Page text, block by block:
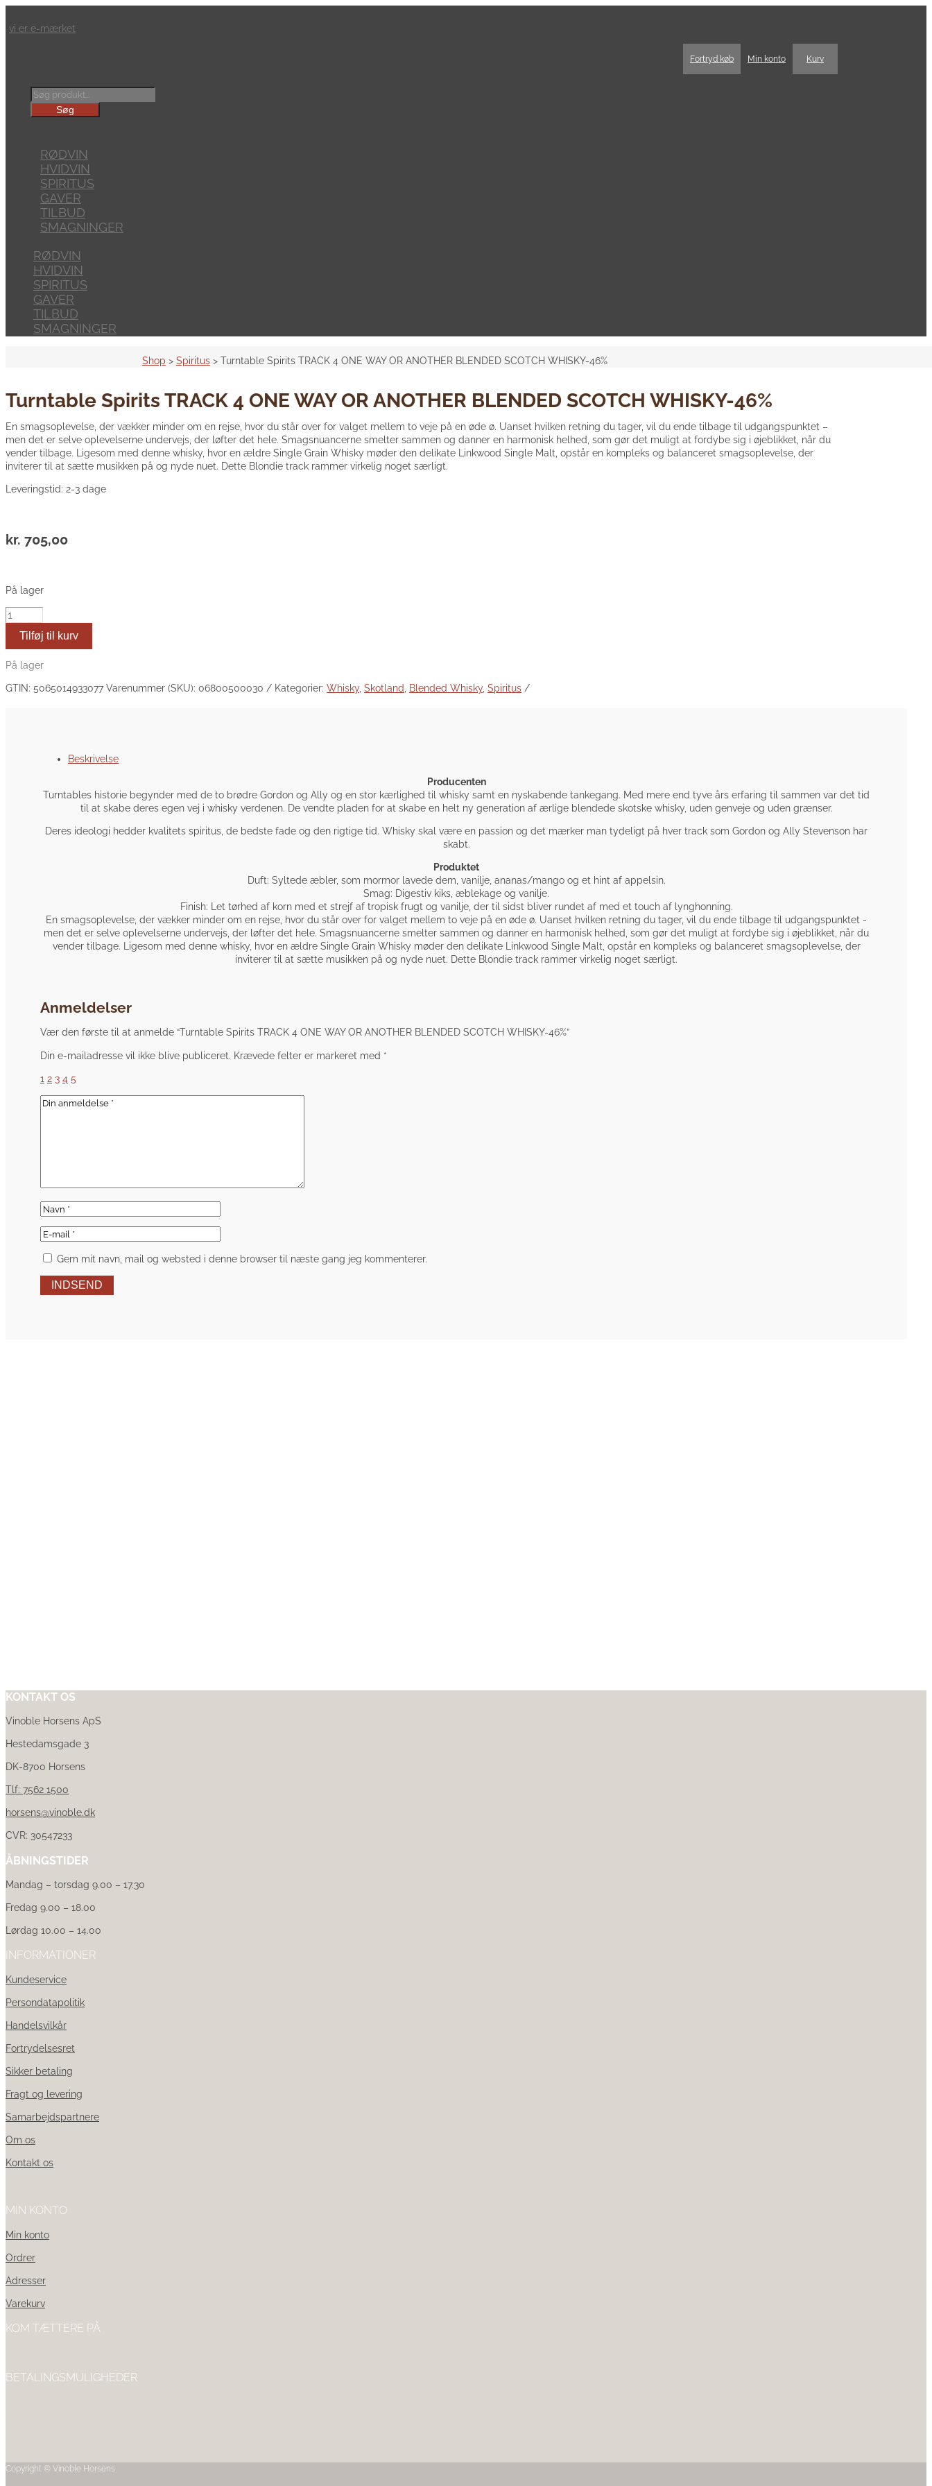
vi er e-mærket
Fortryd køb Min konto Kurv
Products
searchSøg
RØDVIN
HVIDVIN
SPIRITUS
GAVER
TILBUD
SMAGNINGER
RØDVIN
HVIDVIN
SPIRITUS
GAVER
TILBUD
SMAGNINGER
Shop > Spiritus> Turntable Spirits TRACK 4 ONE WAY OR ANOTHER BLENDED SCOTCH WHISKY-46%
Turntable Spirits TRACK 4 ONE WAY OR ANOTHER BLENDED SCOTCH WHISKY-46%
En smagsoplevelse, der vækker minder om en rejse, hvor du står over for valget mellem to veje på en øde ø. Uanset hvilken retning du tager, vil du ende tilbage til udgangspunktet –
men det er selve oplevelserne undervejs, der løfter det hele. Smagsnuancerne smelter sammen og danner en harmonisk helhed, som gør det muligt at fordybe sig i øjeblikket, når du
vender tilbage. Ligesom med denne whisky, hvor en ældre Single Grain Whisky møder den delikate Linkwood Single Malt, opstår en kompleks og balanceret smagsoplevelse, der
inviterer til at sætte musikken på og nyde nuet. Dette Blondie track rammer virkelig noget særligt.
Leveringstid: 2-3 dage
kr. 705,00
På lager
Turntable
Spirits
TRACK
4
ONE
OR
Tilføj til kurv
På lager
GTIN: 5065014933077 Varenummer (SKU): 06800500030 Kategorier: Whisky, Skotland Blended Whisky, Spiritus
Beskrivelse
Producenten
Turntables historie begynder med de to brødre Gordon og Ally og en stor kærlighed til whisky samt en nyskabende tankegang. Med mere end tyve års erfaring til sammen var det tid
til at skabe deres egen vej i whisky verdenen. De vendte pladen for at skabe en helt ny generation af ærlige blendede skotske whisky, uden genveje og uden grænser.
Deres ideologi hedder kvalitets spiritus, de bedste fade og den rigtige tid. Whisky skal være en passion og det mærker man tydeligt på hver track som Gordon og Ally Stevenson har
skabt.
Produktet
Duft: Syltede æbler, som mormor lavede dem, vanilje, ananas/mango og et hint af appelsin.
Smag: Digestiv kiks, æblekage og vanilje.
Finish: Let tørhed af korn med et strejf af tropisk frugt og vanilje, der til sidst bliver rundet af med et touch af lynghonning.
En smagsoplevelse, der vækker minder om en rejse, hvor du står over for valget mellem to veje på en øde ø. Uanset hvilken retning du tager, vil du ende tilbage til udgangspunktet -
men det er selve oplevelserne undervejs, der løfter det hele. Smagsnuancerne smelter sammen og danner en harmonisk helhed, som gør det muligt at fordybe sig i øjeblikket, når du
vender tilbage. Ligesom med denne whisky, hvor en ældre Single Grain Whisky møder den delikate Linkwood Single Malt, opstår en kompleks og balanceret smagsoplevelse, der
inviterer til at sætte musikken på og nyde nuet. Dette Blondie track rammer virkelig noget særligt.
Anmeldelser
Vær den første til at anmelde “Turntable Spirits TRACK 4 ONE WAY OR ANOTHER BLENDED SCOTCH WHISKY-46%”
Din e-mailadresse vil ikke blive publiceret. Krævede felter er markeret med *
1 2 3 4 5
Gem mit navn, mail og websted i denne browser til næste gang jeg kommenterer.
INDSEND
KONTAKT OS
Vinoble Horsens ApS
Hestedamsgade 3
DK-8700 Horsens
Tlf: 7562 1500
horsens@vinoble.dk
CVR: 30547233
ÅBNINGSTIDER
Mandag – torsdag 9.00 – 17.30
Fredag 9.00 – 18.00
Lørdag 10.00 – 14.00
INFORMATIONER
Kundeservice
Persondatapolitik
Handelsvilkår
Fortrydelsesret
Sikker betaling
Fragt og levering
Samarbejdspartnere
Om os
Kontakt os
MIN KONTO
Min konto
Ordrer
Adresser
Varekurv
KOM TÆTTERE PÅ
BETALINGSMULIGHEDER
Copyright © Vinoble Horsens